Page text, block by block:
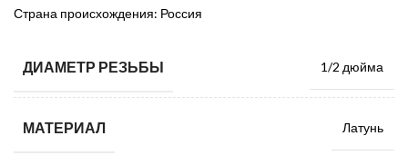
Страна происхождения: Россия
ДИАМЕТР РЕЗЬБЫ 1/2 дюйма
МАТЕРИАЛ Латунь